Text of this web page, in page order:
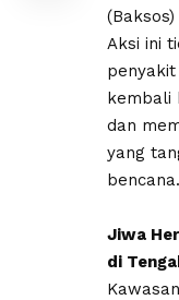
Aksi ini
kembali
dan
yang
bencana.
Jiwa
di